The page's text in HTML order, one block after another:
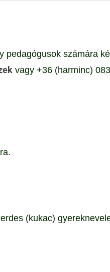
pedagógusok számára
vagy +36 (harminc)
(kukac)